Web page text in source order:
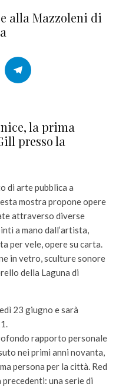
alla Mazzoleni di
la prima
presso la
di arte pubblica a
mostra propone opere
attraverso diverse
a mano dall’artista,
per vele, opere su carta.
in vetro, sculture sonore
della Laguna di
23 giugno e sarà
rapporto personale
nei primi anni novanta,
persona per la città. Red
una serie di